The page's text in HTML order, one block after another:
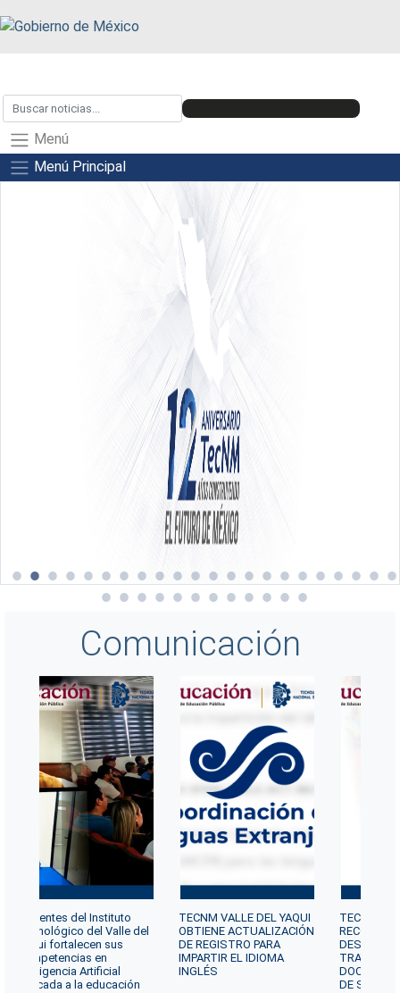
Menú
Menú Principal
Comunicación
Docentes del Instituto
Tecnológico del Valle del
Yaqui fortalecen sus
competencias en
Inteligencia Artificial
aplicada a la educación
TECNM VALLE DEL YAQUI
OBTIENE ACTUALIZACIÓN
DE REGISTRO PARA
IMPARTIR EL IDIOMA
INGLÉS
TECNM
DOCENTE
DE